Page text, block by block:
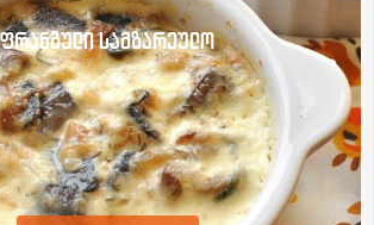
ფრანგული სამზარეულო